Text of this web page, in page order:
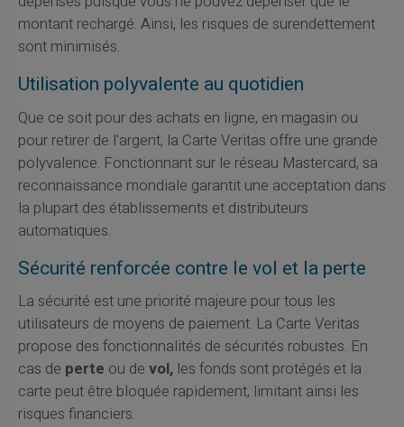
montant rechargé. Ainsi, les risques de surendettement
sont minimisés.
Utilisation polyvalente au quotidien
Que ce soit pour des achats en ligne, en magasin ou
pour retirer de l'argent, la Carte Veritas offre une grande
polyvalence. Fonctionnant sur le réseau Mastercard, sa
reconnaissance mondiale garantit une acceptation dans
la plupart des établissements et distributeurs
automatiques.
Sécurité renforcée contre le vol et la perte
La sécurité est une priorité majeure pour tous les
utilisateurs de moyens de paiement. La Carte Veritas
propose des fonctionnalités de sécurités robustes. En
cas de perte ou de vol,les fonds sont protégés et la
carte peut être bloquée rapidement, limitant ainsi les
risques financiers.